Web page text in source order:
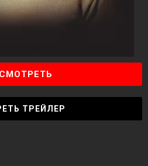
СМОТРЕТЬ
ТРЕЙЛЕР